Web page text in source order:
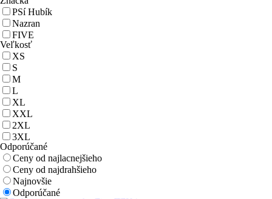
PSí Hubík
Nazran
FIVE
Veľkosť
XS
S
M
L
XL
XXL
2XL
3XL
Odporúčané
Ceny od najlacnejšieho
Ceny od najdrahšieho
Najnovšie
Odporúčané